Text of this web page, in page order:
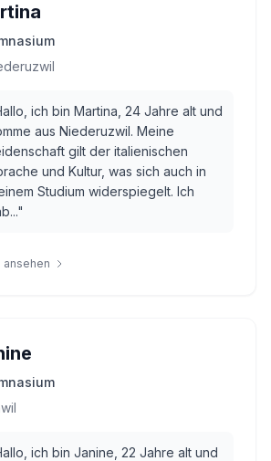
ich bin Martina, 24 Jahre alt und
aus Niederuzwil. Meine
gilt der italienischen
und Kultur, was sich auch in
Studium widerspiegelt. Ich
"
ansehen
ich bin Janine, 22 Jahre alt und